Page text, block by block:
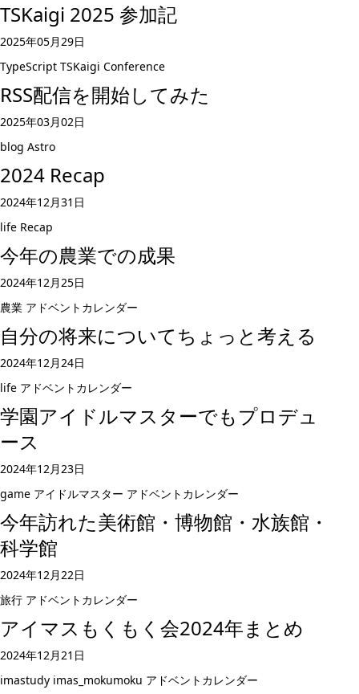
TSKaigi 2025 参加記
2025年05月29日
TypeScript TSKaigi Conference
RSS配信を開始してみた
2025年03月02日
blog Astro
2024 Recap
2024年12月31日
life Recap
今年の農業での成果
2024年12月25日
農業 アドベントカレンダー
自分の将来についてちょっと考える
2024年12月24日
life アドベントカレンダー
学園アイドルマスターでもプロデュ
ース
2024年12月23日
game アイドルマスター アドベントカレンダー
今年訪れた美術館・博物館・水族館・
科学館
2024年12月22日
旅行 アドベントカレンダー
アイマスもくもく会2024年まとめ
2024年12月21日
imastudy imas_mokumoku アドベントカレンダー